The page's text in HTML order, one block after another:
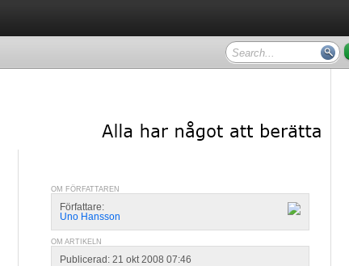
OM FÖRFATTAREN
Författare:
Uno Hansson
OM ARTIKELN
Publicerad: 21 okt 2008 07:46